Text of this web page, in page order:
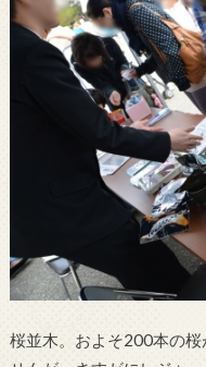
桜並木。およそ200本の